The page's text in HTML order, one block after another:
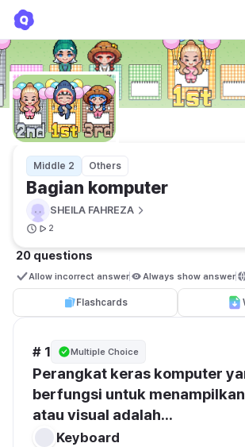
Middle 2 Others
Bagian komputer
SHEILA FAHREZA
2
20 questions
Allow incorrect answer Always show answer
Flashcards
# 1 Multiple Choice
Perangkat keras komputer
berfungsi untuk
atau visual adalah...
Keyboard